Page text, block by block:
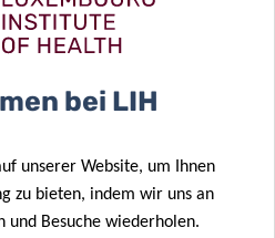
WIR
Health ergreift je nach
Informationen angemessene
bei LIH
unserer Website, um Ihnen
zu bieten, indem wir uns an
und Besuche wiederholen.